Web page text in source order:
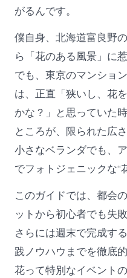
がるんです。
僕自身、北海道富良野
ら「花のある風景」に
でも、東京のマンショ
は、正直「狭いし、花
かな？」と思っていた
ところが、限られた広
小さなベランダでも、
でフォトジェニックな“
このガイドでは、都会
ットから初心者でも失
さらには週末で完成す
践ノウハウまでを徹底
花って特別なイベント